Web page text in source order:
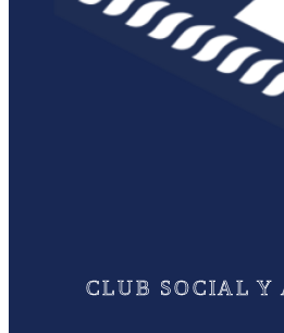
CLUB SOCIAL Y